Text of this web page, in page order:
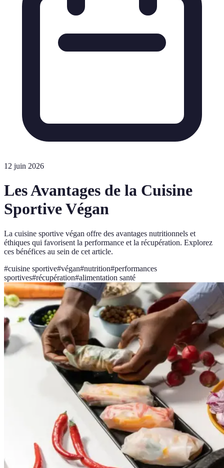
12 juin 2026
Les Avantages de la Cuisine
Sportive Végan
La cuisine sportive végan offre des avantages nutritionnels et
éthiques qui favorisent la performance et la récupération. Explorez
ces bénéfices au sein de cet article.
#cuisine sportive#végan#nutrition#performances
sportives#récupération#alimentation santé